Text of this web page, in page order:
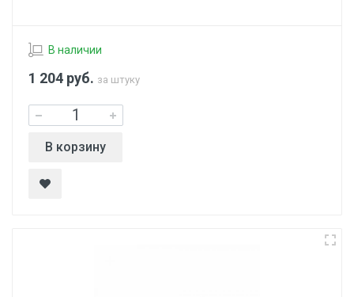
В наличии
1 204 руб. за штуку
В корзину